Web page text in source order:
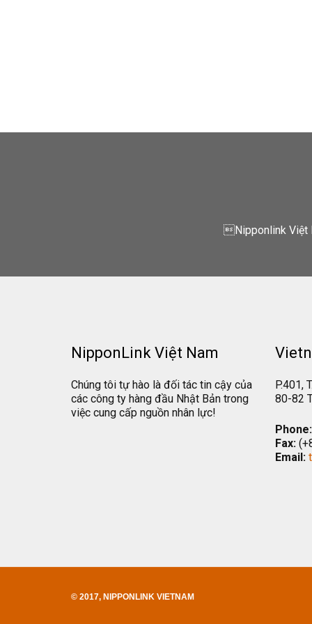
Nipponlink Việt
NipponLink Việt Nam
Chúng tôi tự hào là đối tác tin cậy của
các công ty hàng đầu Nhật Bản trong
việc cung cấp nguồn nhân lực!
P.401,
80-82
Phone:
Fax:
Email:
© 2017, NIPPONLINK VIETNAM